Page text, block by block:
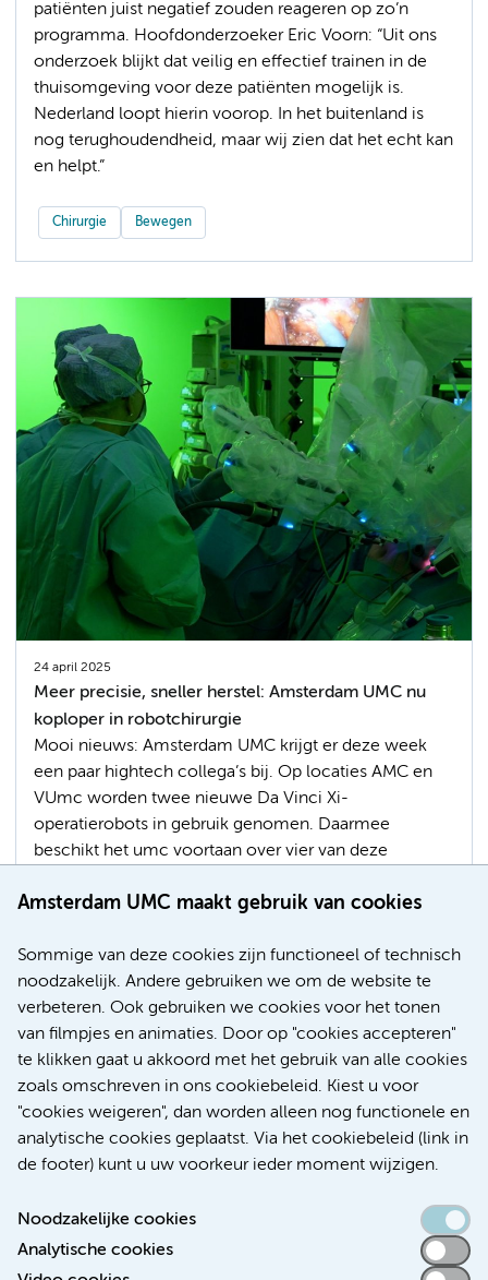
Amsterdam UMC maakt gebruik van cookies
Sommige van deze cookies zijn functioneel of technisch
noodzakelijk. Andere gebruiken we om de website te
verbeteren. Ook gebruiken we cookies voor het tonen
van filmpjes en animaties. Door op "cookies accepteren"
te klikken gaat u akkoord met het gebruik van alle cookies
zoals omschreven in ons cookiebeleid. Kiest u voor
"cookies weigeren", dan worden alleen nog functionele en
analytische cookies geplaatst. Via het cookiebeleid (link in
de footer) kunt u uw voorkeur ieder moment wijzigen.
Noodzakelijke cookies
Analytische cookies
patiënten juist negatief zouden reageren op zo’n
programma. Hoofdonderzoeker Eric Voorn: “Uit ons
onderzoek blijkt dat veilig en effectief trainen in de
thuisomgeving voor deze patiënten mogelijk is.
Nederland loopt hierin voorop. In het buitenland is
nog terughoudendheid, maar wij zien dat het echt kan
en helpt.”
Chirurgie Bewegen
24 april 2025
Meer precisie, sneller herstel: Amsterdam UMC nu
koploper in robotchirurgie
Mooi nieuws: Amsterdam UMC krijgt er deze week
een paar hightech collega’s bij. Op locaties AMC en
VUmc worden twee nieuwe Da Vinci Xi-
operatierobots in gebruik genomen. Daarmee
beschikt het umc voortaan over vier van deze
aantal in Nederland.
Innovatie Longziekten Maag-, darm-, en leverziekten
Chirurgie Hart- en vaatziekten
Urologie Kunstmatige intelligentie (AI)
Meer